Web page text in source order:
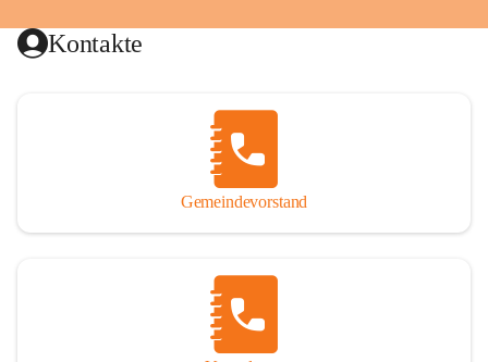
Kontakte
Gemeindevorstand